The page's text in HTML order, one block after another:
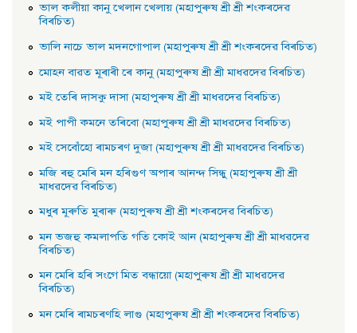
ভাল কলীয়া কানু খেলান খেলায় (মহাপুৰুষ শ্ৰী শ্ৰী শংকৰদেৱ
বিৰচিত)
ভালি নাচে ভাল মদনগােপাল (মহাপুৰুষ শ্ৰী শ্ৰী শংকৰদেৱ বিৰচিত)
মােহন বাৱত মূৰাৰী ৰে কানু (মহাপুৰুষ শ্ৰী শ্ৰী মাধৱদেৱ বিৰচিত)
মই তেৰি দাসকু দাসা (মহাপুৰুষ শ্ৰী শ্ৰী মাধৱদেৱ বিৰচিত)
মই পাপী কমনে তৰিবাে (মহাপুৰুষ শ্ৰী শ্ৰী মাধৱদেৱ বিৰচিত)
মই সেবোঁহাে ৰামচৰণ দুজা (মহাপুৰুষ শ্ৰী শ্ৰী মাধৱদেৱ বিৰচিত)
মজি ৰহু মেৰি মন হৰিগুণ অপাৰ আনন্দ সিন্ধু (মহাপুৰুষ শ্রী শ্রী
মাধৱদেৱ বিৰচিত)
মধুৰ মূৰুতি মুৰাৰু (মহাপুৰুষ শ্ৰী শ্ৰী শংকৰদেৱ বিৰচিত)
মন ভজহু কমলাপতি গতি কোই আন (মহাপুৰুষ শ্ৰী শ্ৰী মাধৱদেৱ
বিৰচিত)
মন মেৰি হৰি সংগে মিত বন্ধায়াে (মহাপুৰুষ শ্ৰী শ্ৰী মাধৱদেৱ
বিৰচিত)
মন মেৰি ৰামচৰণহি লাগু (মহাপুৰুষ শ্ৰী শ্ৰী শংকৰদেৱ বিৰচিত)